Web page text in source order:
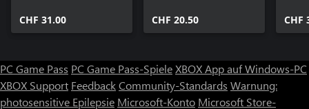
CHF 31.00 CHF 20.50 CHF
PC Game Pass PC Game Pass-SpieleXBOX App auf Windows-PC
XBOX Support FeedbackCommunity-Standards Warnung:
photosensitive Epilepsie Microsoft-Konto Microsoft Store-